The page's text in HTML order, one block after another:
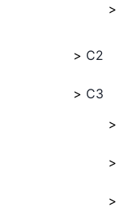
C2
C3